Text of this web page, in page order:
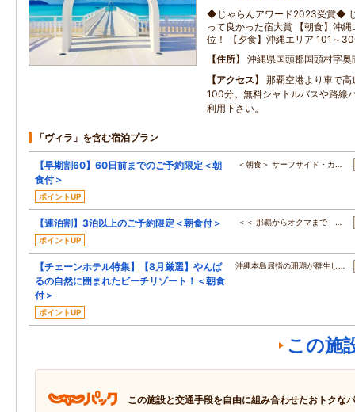
◆じゃらんアワード2023受賞◆
って良かった宿大賞 【朝食】沖
位！ 【夕食】沖縄エリア 101～
住所
沖縄県国頭郡国頭村字奥
アクセス
那覇空港より車で
100分。無料シャトルバスや路線
利用下さい。
「ヴィラ」を含む宿泊プラン
【早期割60】60日前までのご予約限定＜朝
食付＞
ポイントUP
＜朝食＞ サーフサイド・カ…
【連泊割】3泊以上のご予約限定＜朝食付＞
ポイントUP
＜＜ 那覇からオクマまで …
【チェーンホテル特集】【8月厳選】やんば
るの自然に囲まれたビーチリゾート！＜朝食
付＞
ポイントUP
沖縄本島屈指の珊瑚が群生し…
この施
この施設と交通手段を自由に組み合わせたおトクな